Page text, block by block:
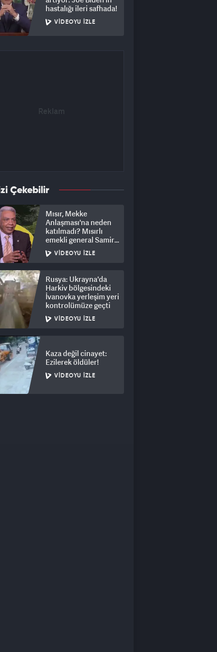
hastalığı ileri safhada!
VIDEOYU İZLE
Çekebilir
Mısır, Mekke
Anlaşması'na neden
katılmadı? Mısırlı
emekli general Samir
Ragheb açıkladı
VIDEOYU İZLE
Rusya: Ukrayna'da
Harkiv bölgesindeki
İvanovka yerleşim yeri
kontrolümüze geçti
VIDEOYU İZLE
Kaza değil cinayet:
Ezilerek öldüler!
VIDEOYU İZLE